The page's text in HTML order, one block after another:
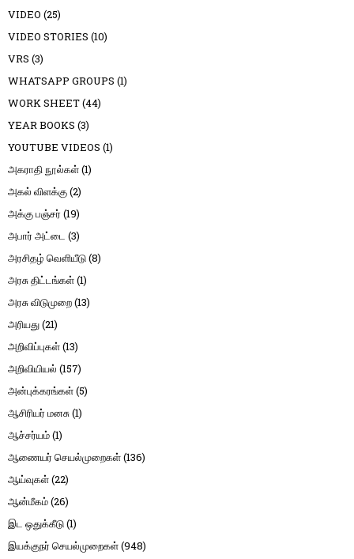
VIDEO (25)
VIDEO STORIES (10)
VRS (3)
WHATSAPP GROUPS (1)
WORK SHEET(44)
YEAR BOOKS (3)
YOUTUBE VIDEOS (1)
அகராதி நூல்கள்(1)
அகல் விளக்கு(2)
அக்கு பஞ்சர் (19)
அபார் அட்டை (3)
அரசிதழ் வெளியீடு(8)
அரசு திட்டங்கள்(1)
அரசு விடுமுறை(13)
அரியது(21)
அறிவிப்புகள்(13)
அறிவியியல் (157)
அன்புக்கரங்கள்(5)
ஆசிரியர் மனசு(1)
ஆச்சர்யம்(1)
ஆணையர் செயல்முறைகள்(136)
ஆய்வுகள்(22)
ஆன்மீகம்(26)
இட ஒதுக்கீடு(1)
இயக்குநர் செயல்முறைகள்(948)